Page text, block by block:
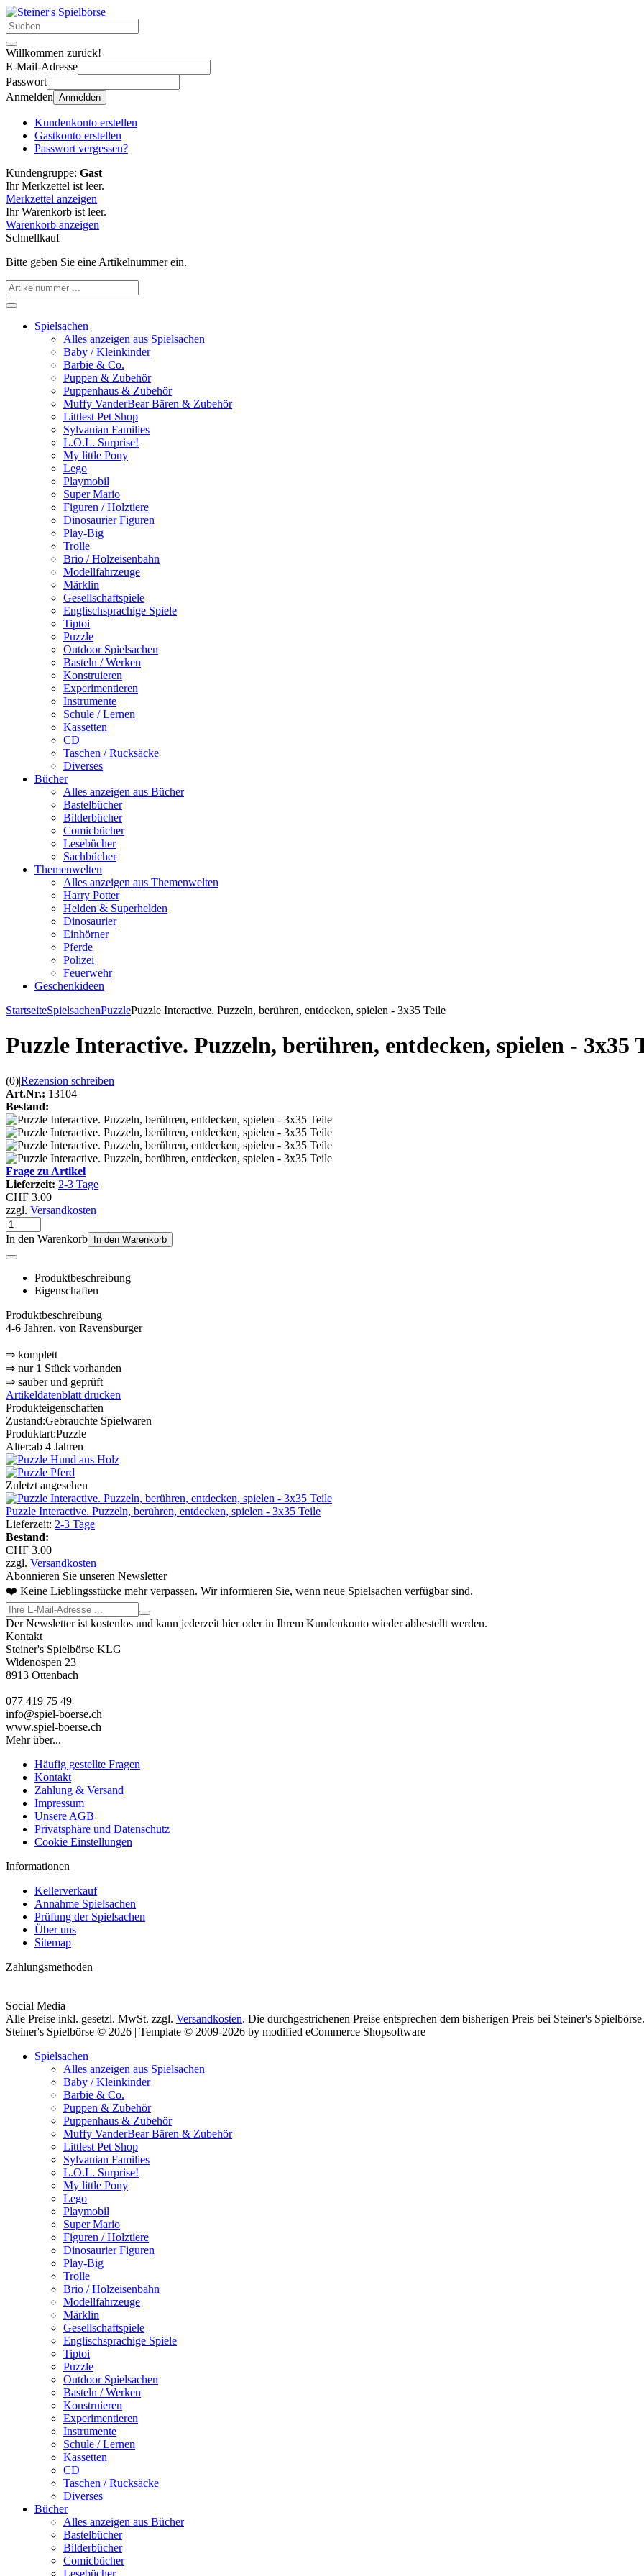
Willkommen zurück!
E-Mail-Adresse
Passwort
Anmelden Anmelden
Kundenkonto erstellen
Gastkonto erstellen
Passwort vergessen?
Kundengruppe: Gast
Ihr Merkzettel ist leer.
Merkzettel anzeigen
Ihr Warenkorb ist leer.
Warenkorb anzeigen
Schnellkauf
Bitte geben Sie eine Artikelnummer ein.
Spielsachen
Alles anzeigen aus Spielsachen
Baby / Kleinkinder
Barbie & Co.
Puppen & Zubehör
Puppenhaus & Zubehör
Muffy VanderBear Bären & Zubehör
Littlest Pet Shop
Sylvanian Families
L.O.L. Surprise!
My little Pony
Lego
Playmobil
Super Mario
Figuren / Holztiere
Dinosaurier Figuren
Play-Big
Trolle
Brio / Holzeisenbahn
Modellfahrzeuge
Märklin
Gesellschaftspiele
Englischsprachige Spiele
Tiptoi
Puzzle
Outdoor Spielsachen
Basteln / Werken
Konstruieren
Experimentieren
Instrumente
Schule / Lernen
Kassetten
CD
Taschen / Rucksäcke
Diverses
Bücher
Alles anzeigen aus Bücher
Bastelbücher
Bilderbücher
Comicbücher
Lesebücher
Sachbücher
Themenwelten
Alles anzeigen aus Themenwelten
Harry Potter
Helden & Superhelden
Dinosaurier
Einhörner
Pferde
Polizei
Feuerwehr
Geschenkideen
StartseiteSpielsachenPuzzlePuzzle Interactive. Puzzeln, berühren, entdecken, spielen - 3x35 Teile
Puzzle Interactive. Puzzeln, berühren, entdecken, spielen - 3x35
(0)|Rezension schreiben
Art.Nr.: 13104
Bestand:
Frage zu Artikel
Lieferzeit: 2-3 Tage
CHF 3.00
zzgl. Versandkosten
In den Warenkorb In den Warenkorb
Produktbeschreibung
Eigenschaften
Produktbeschreibung
4-6 Jahren. von Ravensburger
⇒ komplett
⇒ nur 1 Stück vorhanden
⇒ sauber und geprüft
Artikeldatenblatt drucken
Produkteigenschaften
Zustand:Gebrauchte Spielwaren
Produktart:Puzzle
Alter:ab 4 Jahren
Zuletzt angesehen
Puzzle Interactive. Puzzeln, berühren, entdecken, spielen - 3x35 Teile
Lieferzeit: 2-3 Tage
Bestand:
CHF 3.00
zzgl. Versandkosten
Abonnieren Sie unseren Newsletter
❤️ Keine Lieblingsstücke mehr verpassen. Wir informieren Sie, wenn neue Spielsachen verfügbar sind.
Der Newsletter ist kostenlos und kann jederzeit hier oder in Ihrem Kundenkonto wieder abbestellt werden.
Kontakt
Steiner's Spielbörse KLG
Widenospen 23
8913 Ottenbach
077 419 75 49
info@spiel-boerse.ch
www.spiel-boerse.ch
Mehr über...
Häufig gestellte Fragen
Kontakt
Zahlung & Versand
Impressum
Unsere AGB
Privatsphäre und Datenschutz
Cookie Einstellungen
Informationen
Kellerverkauf
Annahme Spielsachen
Prüfung der Spielsachen
Über uns
Sitemap
Zahlungsmethoden
Social Media
Alle Preise inkl. gesetzl. MwSt. zzgl. Versandkosten. Die durchgestrichenen Preise entsprechen dem bisherigen Preis bei Steiner's Spielbörse.
Steiner's Spielbörse © 2026 | Template © 2009-2026 by modified eCommerce Shopsoftware
Spielsachen
Alles anzeigen aus Spielsachen
Baby / Kleinkinder
Barbie & Co.
Puppen & Zubehör
Puppenhaus & Zubehör
Muffy VanderBear Bären & Zubehör
Littlest Pet Shop
Sylvanian Families
L.O.L. Surprise!
My little Pony
Lego
Playmobil
Super Mario
Figuren / Holztiere
Dinosaurier Figuren
Play-Big
Trolle
Brio / Holzeisenbahn
Modellfahrzeuge
Märklin
Gesellschaftspiele
Englischsprachige Spiele
Tiptoi
Puzzle
Outdoor Spielsachen
Basteln / Werken
Konstruieren
Experimentieren
Instrumente
Schule / Lernen
Kassetten
CD
Taschen / Rucksäcke
Diverses
Bücher
Alles anzeigen aus Bücher
Bastelbücher
Bilderbücher
Comicbücher
Lesebücher